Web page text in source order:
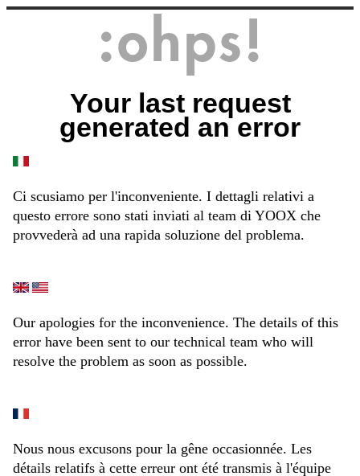
Your last request
generated an error
Ci scusiamo per l'inconveniente. I dettagli relativi a
questo errore sono stati inviati al team di YOOX che
provvederà ad una rapida soluzione del problema.
Our apologies for the inconvenience. The details of this
error have been sent to our technical team who will
resolve the problem as soon as possible.
Nous nous excusons pour la gêne occasionnée. Les
détails relatifs à cette erreur ont été transmis à l'équipe